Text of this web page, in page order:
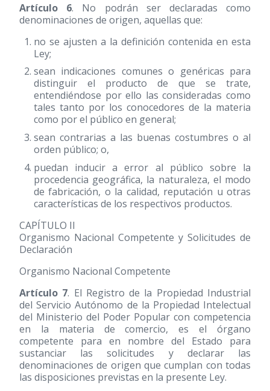
Artículo 6. No podrán ser declaradas como
denominaciones de origen, aquellas que:
no se ajusten a la definición contenida en esta
Ley;
sean indicaciones comunes o genéricas para
distinguir el producto de que se trate,
entendiéndose por ello las consideradas como
tales tanto por los conocedores de la materia
como por el público en general;
sean contrarias a las buenas costumbres o al
orden público; o,
puedan inducir a error al público sobre la
procedencia geográfica, la naturaleza, el modo
de fabricación, o la calidad, reputación u otras
características de los respectivos productos.
CAPÍTULO II
Organismo Nacional Competente y Solicitudes de
Declaración
Organismo Nacional Competente
Artículo 7. El Registro de la Propiedad Industrial
del Servicio Autónomo de la Propiedad Intelectual
del Ministerio del Poder Popular con competencia
en la materia de comercio, es el órgano
competente para en nombre del Estado para
sustanciar las solicitudes y declarar las
denominaciones de origen que cumplan con todas
las disposiciones previstas en la presente Ley.